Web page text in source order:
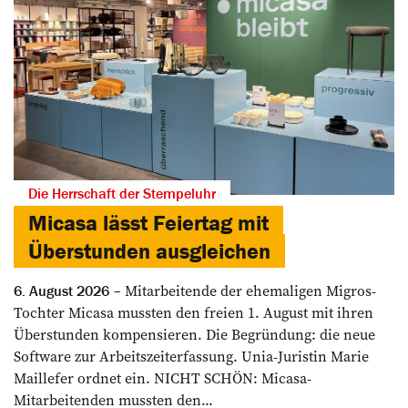
Die Herrschaft der Stempeluhr
Micasa lässt Feiertag mit
Überstunden ausgleichen
6. August 2026
Mitarbeitende der ehemaligen Migros-
Tochter Micasa mussten den freien 1. August mit ihren
Überstunden kompensieren. Die Begründung: die neue
Software zur Arbeitszeiterfassung. Unia-Juristin Marie
Maillefer ordnet ein. NICHT SCHÖN: Micasa-
Mitarbeitenden mussten den...